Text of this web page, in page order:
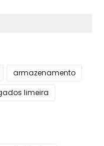
armazenamento
limeira